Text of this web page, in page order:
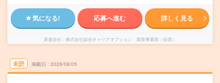
気になる! 応募へ進む 詳しく見る
派遣会社 株式会社綜合キャリアオプション 製造事業部（全国）
未読 掲載日 2026/08/05